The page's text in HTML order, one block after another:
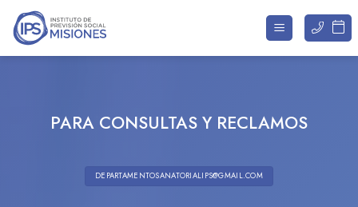
Saltar
contenido
PARA CONSULTAS Y RECLAMOS
DEPARTAMENTOSANATORIALIPS@GMAIL.COM